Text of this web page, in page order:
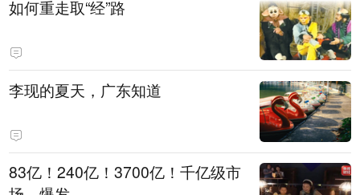
如何重走取“经”路
李现的夏天，广东知道
83亿！240亿！3700亿！千亿级市